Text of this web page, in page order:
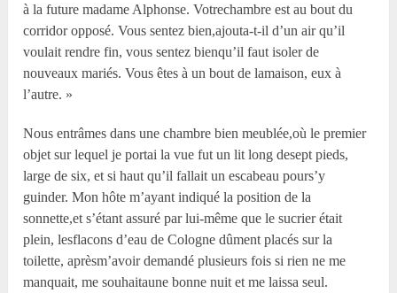
à la future madame Alphonse. Votrechambre est au bout du
corridor opposé. Vous sentez bien,ajouta-t-il d’un air qu’il
voulait rendre fin, vous sentez bienqu’il faut isoler de
nouveaux mariés. Vous êtes à un bout de lamaison, eux à
l’autre. »
Nous entrâmes dans une chambre bien meublée,où le premier
objet sur lequel je portai la vue fut un lit long desept pieds,
large de six, et si haut qu’il fallait un escabeau pours’y
guinder. Mon hôte m’ayant indiqué la position de la
sonnette,et s’étant assuré par lui-même que le sucrier était
plein, lesflacons d’eau de Cologne dûment placés sur la
toilette, aprèsm’avoir demandé plusieurs fois si rien ne me
manquait, me souhaitaune bonne nuit et me laissa seul.